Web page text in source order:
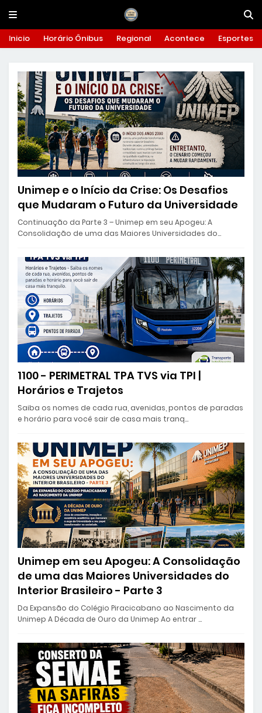
Inicio Horário Ônibus Regional Acontece Esportes
Unimep e o Início da Crise: Os Desafios
que Mudaram o Futuro da Universidade
Continuação da Parte 3 – Unimep em seu Apogeu: A
Consolidação de uma das Maiores Universidades do…
1100 - PERIMETRAL TPA TVS via TPI |
Horários e Trajetos
Saiba os nomes de cada rua, avenidas, pontos de paradas
e horário para você sair de casa mais tranq…
Unimep em seu Apogeu: A Consolidação
de uma das Maiores Universidades do
Interior Brasileiro - Parte 3
Da Expansão do Colégio Piracicabano ao Nascimento da
Unimep A Década de Ouro da Unimep Ao entrar …